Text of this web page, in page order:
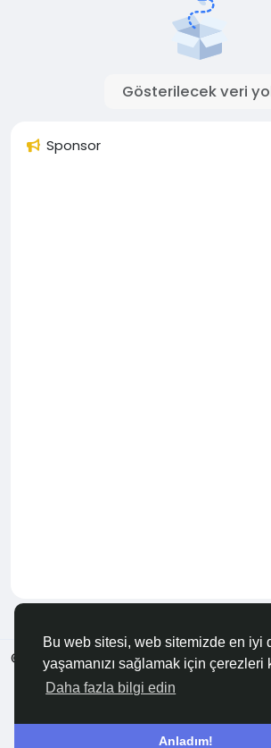
Bu web sitesi, web sitemizde en iyi
yaşamanızı sağlamak için çerezleri
Daha fazla bilgi edin
Anladım!
Gösterilecek veri
Sponsor
© 2026 Anadolu KOBİ
Türkçe
Hakkında
Şartlar Gizlilik Bize Ulaşın